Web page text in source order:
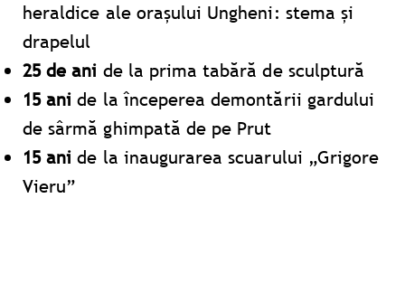
heraldice ale orașului Ungheni: stema și
drapelul
25 de ani de la prima tabără de sculptură
15 ani de la începerea demontării gardului
de sârmă ghimpată de pe Prut
15 ani de la inaugurarea scuarului „Grigore
Vieru”